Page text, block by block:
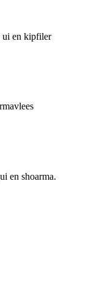
ui en kipfiler
en shoarma.